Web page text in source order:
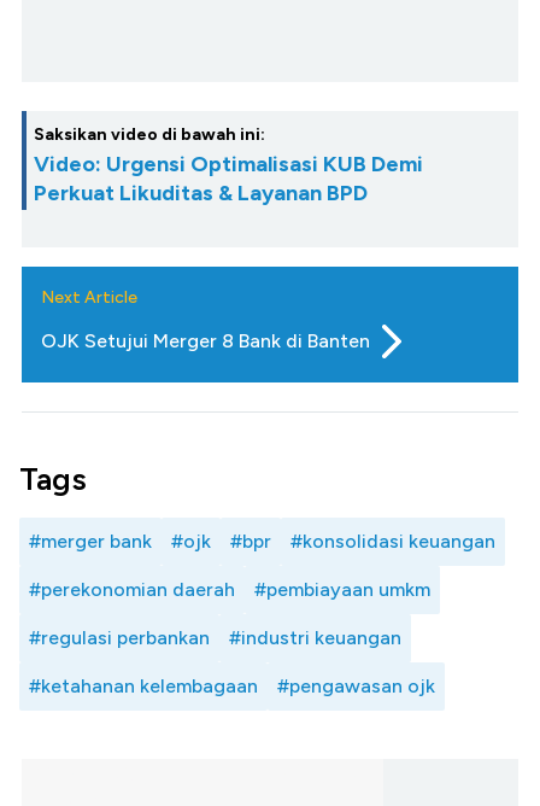
Saksikan video di bawah ini:
Video: Urgensi Optimalisasi KUB Demi
Perkuat Likuditas & Layanan BPD
Next Article
OJK Setujui Merger 8 Bank di Banten
Tags
#merger bank #ojk #bpr #konsolidasi keuangan
#perekonomian daerah #pembiayaan umkm
#regulasi perbankan #industri keuangan
#ketahanan kelembagaan #pengawasan ojk